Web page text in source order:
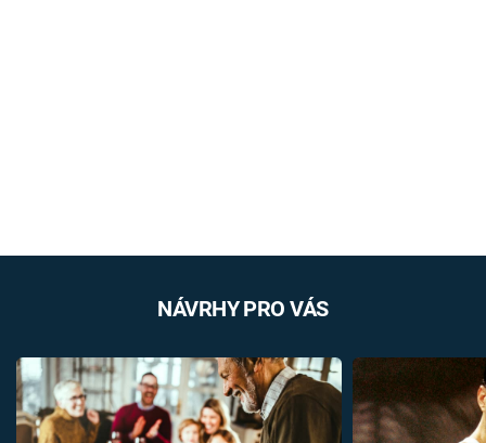
NÁVRHY PRO VÁS